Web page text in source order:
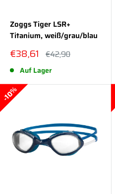
Zoggs Tiger LSR+
Titanium, weiß/grau/blau
Sonderpreis
€38,61 Normalpreis
€42,90
Auf Lager
10%